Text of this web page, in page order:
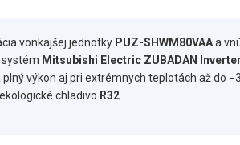
vonkajšej jednotky PUZ-SHWM80VAAa
Mitsubishi Electric ZUBADAN Inverter
plný výkon aj pri extrémnych teplotách až do
chladivo R32